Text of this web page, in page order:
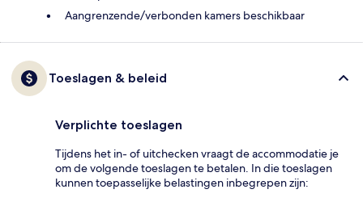
Aangrenzende/verbonden kamers beschikbaar
Toeslagen & beleid
Verplichte toeslagen
Tijdens het in- of uitchecken vraagt de accommodatie je
om de volgende toeslagen te betalen. In die toeslagen
kunnen toepasselijke belastingen inbegrepen zijn: